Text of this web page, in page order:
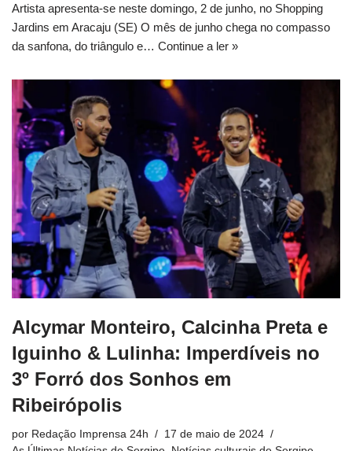
Artista apresenta-se neste domingo, 2 de junho, no Shopping
Jardins em Aracaju (SE) O mês de junho chega no compasso
da sanfona, do triângulo e… Continue a ler »
Alcymar Monteiro, Calcinha Preta e
Iguinho & Lulinha: Imperdíveis no
3º Forró dos Sonhos em
Ribeirópolis
por Redação Imprensa 24h
17 de maio de 2024